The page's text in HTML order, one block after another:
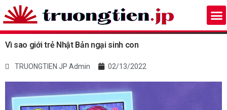
Vì sao giới trẻ Nhật Bản ngại sinh con
TRUONGTIEN JP Admin 02/13/2022